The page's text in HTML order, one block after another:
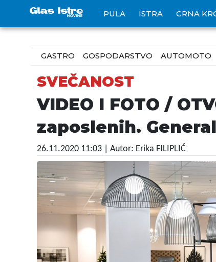
PULA ISTRA CRNA
GASTRO GOSPODARSTVO AUTOMOTO
SVEČANOST
VIDEO I FOTO /
zaposlenih.
26.11.2020 11:03 | Autor: Erika FILIPLIĆ